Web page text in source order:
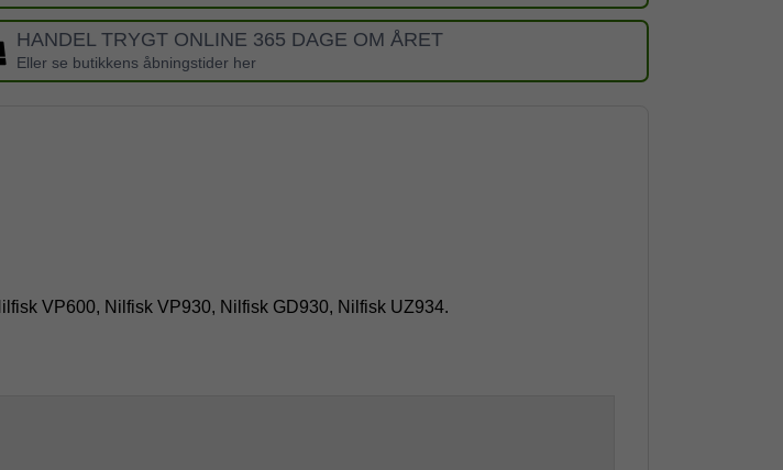
HANDEL TRYGT ONLINE 365 DAGE OM ÅRET
Eller se butikkens åbningstider her
VP600, Nilfisk VP930, Nilfisk GD930, Nilfisk UZ934.